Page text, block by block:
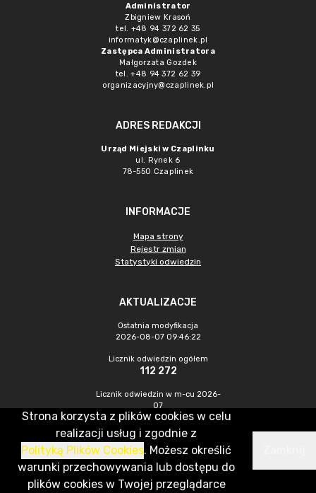
Administrator
Zbigniew Krasoń
tel. +48 94 372 62 35
informatyk@czaplinek.pl
Zastępca Administratora
Małgorzata Gozdek
tel. +48 94 372 62 39
organizacyjny@czaplinek.pl
ADRES REDAKCJI
Urząd Miejski w Czaplinku
ul. Rynek 6
78-550 Czaplinek
INFORMACJE
Mapa strony
Rejestr zmian
Statystyki odwiedzin
AKTUALIZACJE
Ostatnia modyfikacja
2026-08-07 09:46:22
Licznik odwiedzin ogółem
112 272
Licznik odwiedzin w m-cu 2026-
07
789
CMS & Hosting: Nefeni Sp. z o.o.
Strona korzysta z plików cookies w celu
realizacji usług i zgodnie z
Polityką Plików Cookies. Możesz określić
warunki przechowywania lub dostępu do
plików cookies w Twojej przeglądarce